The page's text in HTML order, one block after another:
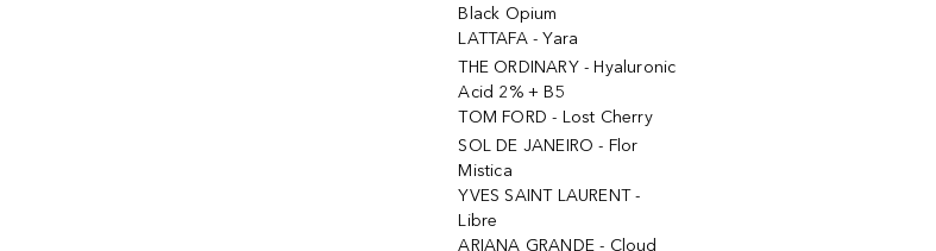
Black Opium
LATTAFA - Yara
THE ORDINARY - Hyaluronic
Acid 2% + B5
TOM FORD - Lost Cherry
SOL DE JANEIRO - Flor
Mistica
YVES SAINT LAURENT -
Libre
ARIANA GRANDE - Cloud